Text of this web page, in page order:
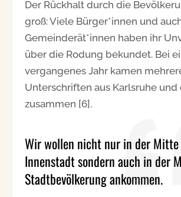
Der Rückhalt durch die
groß: Viele Bürger*innen und
Gemeinderät*innen haben ihr
über die Rodung bekundet. Bei
vergangenes Jahr kamen
Unterschriften aus Karlsruhe und
zusammen [6].
Wir wollen nicht nur in der
Innenstadt sondern auch in der
Stadtbevölkerung ankommen.